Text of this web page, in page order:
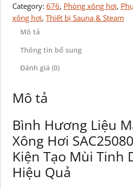
Category: 676, Phòng xông hơi,
xông hơi, Thiết bị Sauna & Steam
Mô tả
Thông tin bổ sung
Đánh giá (0)
Mô tả
Bình Hương Liệu
Xông Hơi
Kiện Tạo Mùi Tinh
Hiệu Quả